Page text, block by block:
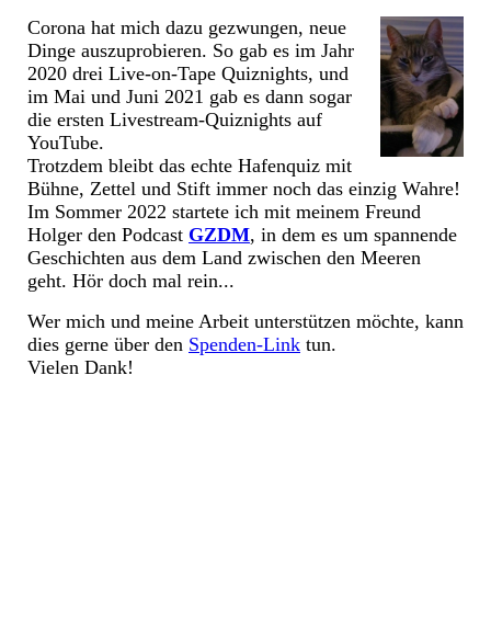
Corona hat mich dazu gezwungen, neue
Dinge auszuprobieren. So gab es im Jahr
2020 drei Live-on-Tape Quiznights, und
im Mai und Juni 2021 gab es dann sogar
die ersten Livestream-Quiznights auf
YouTube.
Trotzdem bleibt das echte Hafenquiz mit
Bühne, Zettel und Stift immer noch das einzig Wahre!
Im Sommer 2022 startete ich mit meinem Freund
Holger den Podcast GZDM, in dem es um spannende
Geschichten aus dem Land zwischen den Meeren
geht. Hör doch mal rein...
Wer mich und meine Arbeit unterstützen möchte, kann
dies gerne über den Spenden-Link tun.
Vielen Dank!